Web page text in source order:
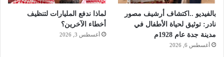
بالفيديو ..اكتشاف أرشيف مصور
نادر: توثيق لحياة الأطفال في
مدينة جدة عام 1928م
أغسطس 6, 2026
لماذا ندفع المليارات لتنظيف
أخطاء الآخرين؟
أغسطس 3, 2026